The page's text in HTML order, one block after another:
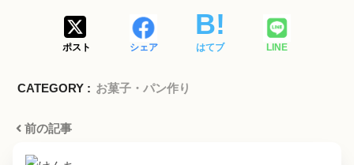
ポスト シェア はてブ LINE
CATEGORY : お菓子・パン作り
前の記事